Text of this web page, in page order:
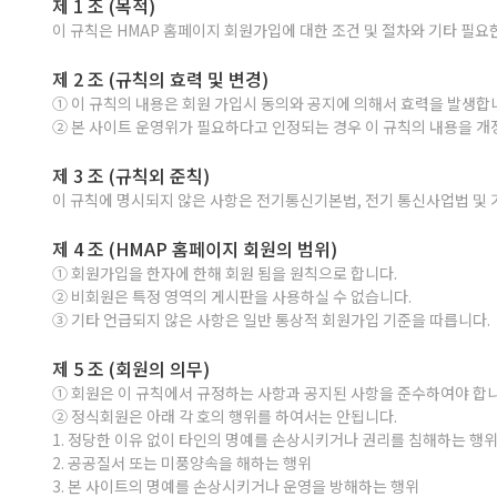
제 1 조 (목적)
이 규칙은 HMAP 홈페이지 회원가입에 대한 조건 및 절차와 기타 필
제 2 조 (규칙의 효력 및 변경)
① 이 규칙의 내용은 회원 가입시 동의와 공지에 의해서 효력을 발생합
② 본 사이트 운영위가 필요하다고 인정되는 경우 이 규칙의 내용을
제 3 조 (규칙외 준칙)
이 규칙에 명시되지 않은 사항은 전기통신기본법, 전기 통신사업법 및
제 4 조 (HMAP 홈페이지 회원의 범위)
① 회원가입을 한자에 한해 회원 됨을 원칙으로 합니다.
② 비회원은 특정 영역의 게시판을 사용하실 수 없습니다.
③ 기타 언급되지 않은 사항은 일반 통상적 회원가입 기준을 따릅니다.
제 5 조 (회원의 의무)
① 회원은 이 규칙에서 규정하는 사항과 공지된 사항을 준수하여야 합
② 정식회원은 아래 각 호의 행위를 하여서는 안됩니다.
1. 정당한 이유 없이 타인의 명예를 손상시키거나 권리를 침해하는 행위
2. 공공질서 또는 미풍양속을 해하는 행위
3. 본 사이트의 명예를 손상시키거나 운영을 방해하는 행위